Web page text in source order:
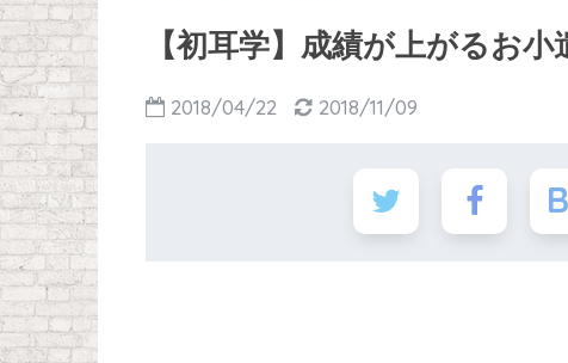
【初耳学】成績が上がるお
2018/04/22 2018/11/09